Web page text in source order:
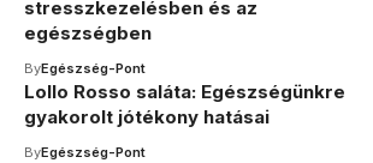
stresszkezelésben és az
egészségben
ByEgészség-Pont
Lollo Rosso saláta: Egészségünkre
gyakorolt jótékony hatásai
ByEgészség-Pont